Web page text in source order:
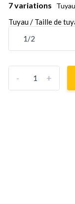
7 variations
Tuyau / Taille de
+
-